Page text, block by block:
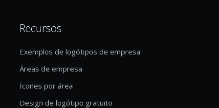
Recursos
Exemplos de logótipos de empresa
Áreas de empresa
Ícones por área
Design de logótipo gratuito